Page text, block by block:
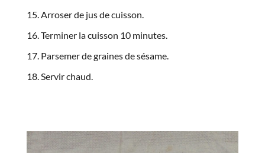
Arroser de jus de cuisson.
Terminer la cuisson 10 minutes.
Parsemer de graines de sésame.
Servir chaud.